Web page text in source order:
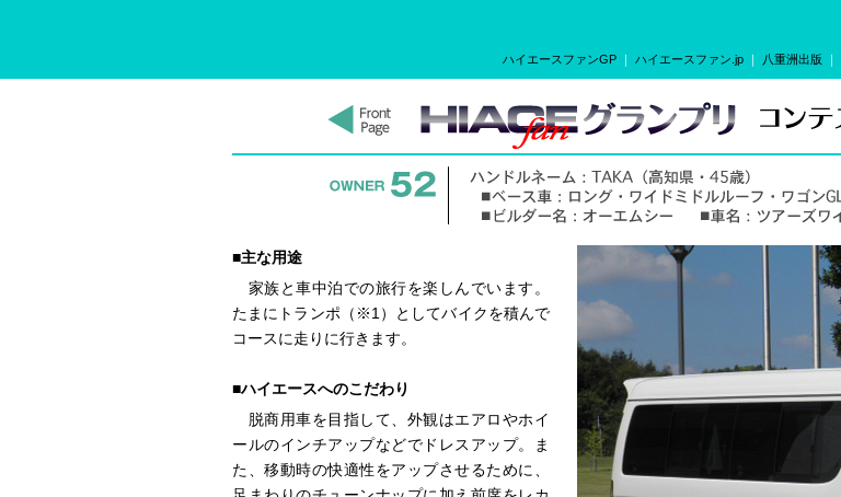
ハイエースファンGP ｜ ハイエースファン.jp ｜ 八重洲出版 ｜
■主な用途
家族と車中泊での旅行を楽しんでいます。
たまにトランポ（※1）としてバイクを積んで
コースに走りに行きます。
■ハイエースへのこだわり
脱商用車を目指して、外観はエアロやホイ
ールのインチアップなどでドレスアップ。ま
た、移動時の快適性をアップさせるために、